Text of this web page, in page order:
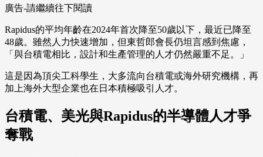
廣告-請繼續往下閱讀
Rapidus的平均年齡在2024年首次降至50歲以下，最近已降至
48歲。雖然人力快速增加，但東哲郎會長仍坦言感到焦慮，
「與台積電相比，設計和生產管理的人才仍然嚴重不足。」
這是因為頂尖工科學生，大多流向台積電或海外研究機構，再
加上海外大型企業也在日本積極吸引人才。
台積電、美光與Rapidus的半導體人才爭
奪戰